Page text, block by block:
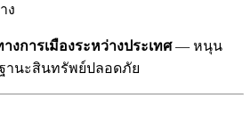
ง
การเมืองระหว่างประเทศ— หนุน
านะสินทรัพย์ปลอดภัย